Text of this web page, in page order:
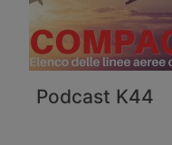
Podcast K44